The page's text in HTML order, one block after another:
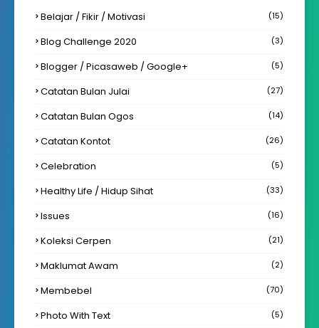
Belajar / Fikir / Motivasi (15)
Blog Challenge 2020 (3)
Blogger / Picasaweb / Google+ (5)
Catatan Bulan Julai (27)
Catatan Bulan Ogos (14)
Catatan Kontot (26)
Celebration (5)
Healthy Life / Hidup Sihat (33)
Issues (16)
Koleksi Cerpen (21)
Maklumat Awam (2)
Membebel (70)
Photo With Text (5)